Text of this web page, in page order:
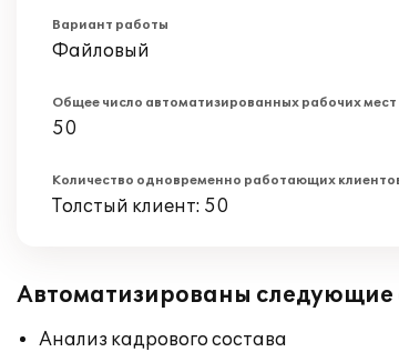
Вариант работы
Файловый
Общее число автоматизированных рабочих мест
50
Количество одновременно работающих
Толстый клиент: 50
Автоматизированы
Анализ кадрового состава